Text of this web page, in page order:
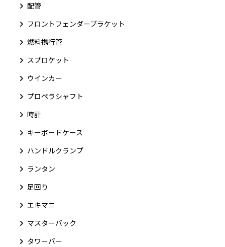
配管
フロントフェンダーブラケット
燃料携行管
スプロケット
ウインカー
プロペラシャフト
時計
キーボードケース
ハンドルクランプ
ランタン
足回り
エキマニ
マスターバック
タワーバー